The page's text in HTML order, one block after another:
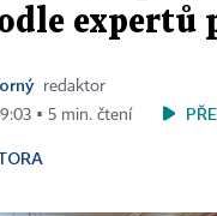
expertů
redaktor
▪ 5 min. čtení